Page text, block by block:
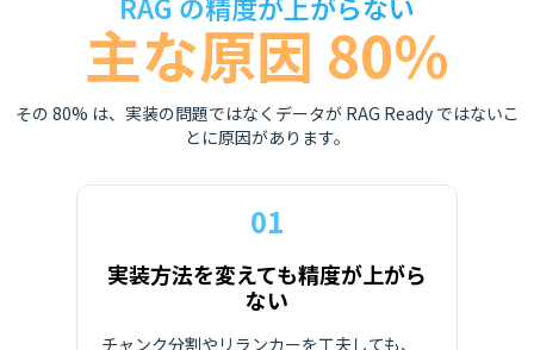
主な原因 80%
その 80% は、実装の問題ではなくデータが RAG Ready ではないこ
とに原因があります。
01
実装方法を変えても精度が上がら
ない
チャンク分割やリランカーを工夫しても、